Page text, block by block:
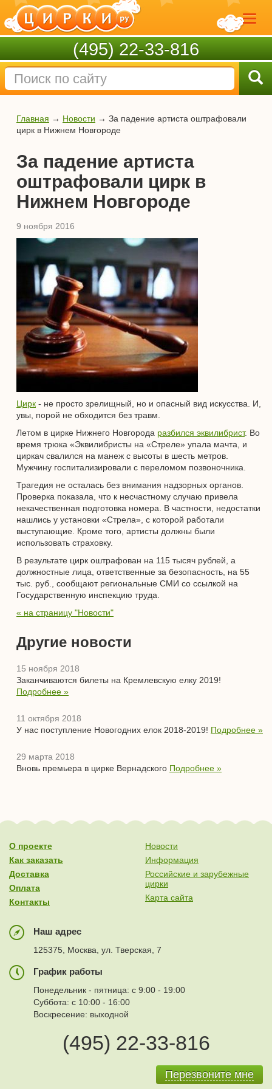
(495) 22-33-816
Главная → Новости → За падение артиста оштрафовали
цирк в Нижнем Новгороде
За падение артиста
оштрафовали цирк в
Нижнем Новгороде
9 ноября 2016
Цирк - не просто зрелищный, но и опасный вид искусства. И,
увы, порой не обходится без травм.
Летом в цирке Нижнего Новгорода разбился эквилибрист. Во
время трюка «Эквилибристы на «Стреле» упала мачта, и
циркач свалился на манеж с высоты в шесть метров.
Мужчину госпитализировали с переломом позвоночника.
Трагедия не осталась без внимания надзорных органов.
Проверка показала, что к несчастному случаю привела
некачественная подготовка номера. В частности, недостатки
нашлись у установки «Стрела», с которой работали
выступающие. Кроме того, артисты должны были
использовать страховку.
В результате цирк оштрафован на 115 тысяч рублей, а
должностные лица, ответственные за безопасность, на 55
тыс. руб., сообщают региональные СМИ со ссылкой на
Государственную инспекцию труда.
« на страницу "Новости"
Другие новости
15 ноября 2018
Заканчиваются билеты на Кремлевскую елку 2019!
Подробнее »
11 октября 2018
У нас поступление Новогодних елок 2018-2019! Подробнее »
29 марта 2018
Вновь премьера в цирке Вернадского Подробнее »
О проекте
Как заказать
Доставка
Оплата
Контакты
Новости
Информация
Российские и зарубежные
цирки
Карта сайта
Наш адрес
125375, Москва, ул. Тверская, 7
График работы
Понедельник - пятница: с 9:00 - 19:00
Суббота: с 10:00 - 16:00
Воскресение: выходной
(495) 22-33-816
Перезвоните мне